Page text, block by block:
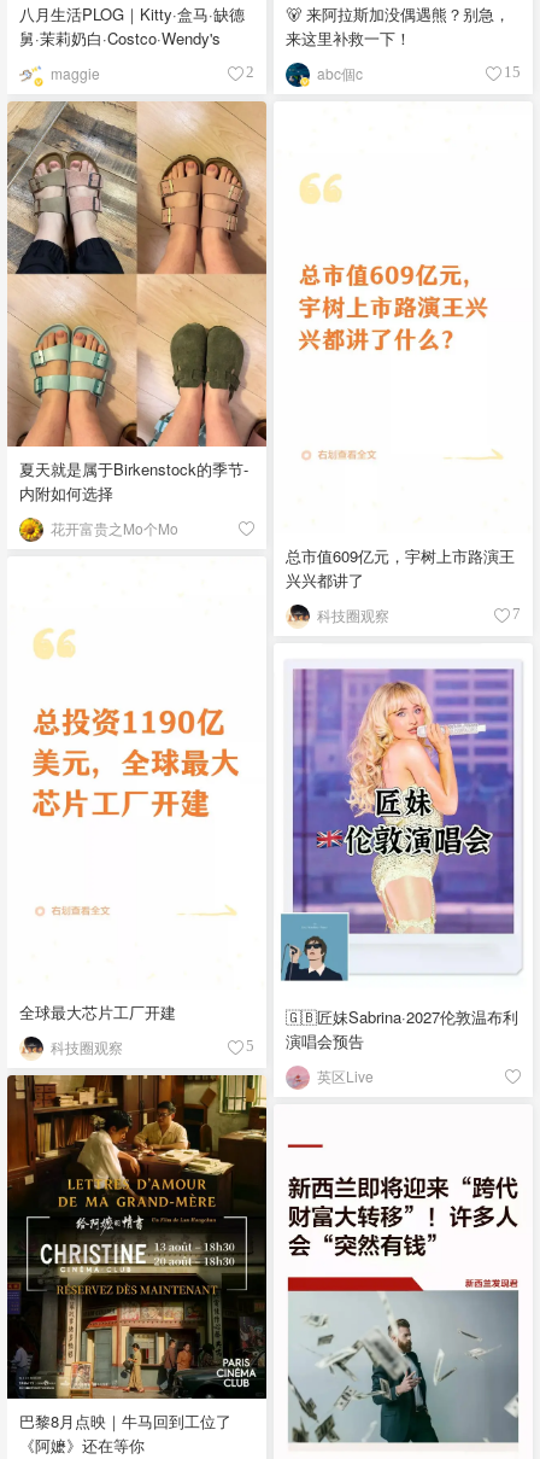
八月生活PLOG｜Kitty·盒马·缺德
舅·茉莉奶白·Costco·Wendy's
maggie 2
🐻 来阿拉斯加没偶遇熊？别急，
来这里补救一下！
abc個c 15
夏天就是属于Birkenstock的季节-
内附如何选择
花开富贵之Mo个Mo
总市值609亿元，宇树上市路演王
兴兴都讲了
科技圈观察 7
全球最大芯片工厂开建
科技圈观察 5
🇬🇧匠妹Sabrina·2027伦敦温布利
演唱会预告
英区Live
巴黎8月点映｜牛马回到工位了
《阿嬷》还在等你